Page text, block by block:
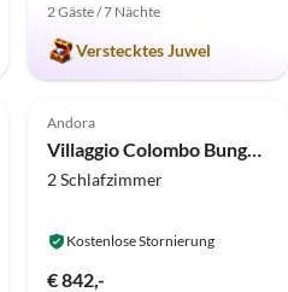
2 Gäste / 7 Nächte
Verstecktes Juwel
Top-Inserat
4.5 (4)
Andora
2 Schlafzimmer
Kostenlose Stornierung
€ 842,-